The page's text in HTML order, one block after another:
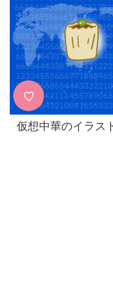
♡
仮想中華のイラス